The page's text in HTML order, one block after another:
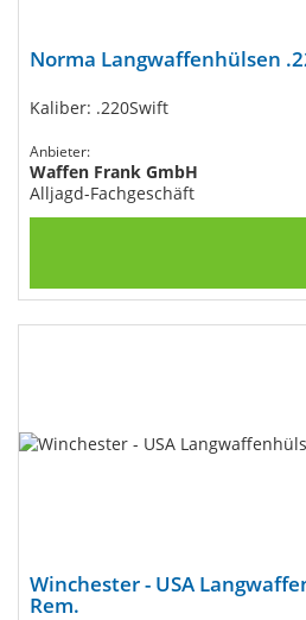
Norma Langwaffenhülsen
Kaliber: .220Swift
Anbieter:
Waffen Frank GmbH
Alljagd-Fachgeschäft
Winchester - USA
Rem.